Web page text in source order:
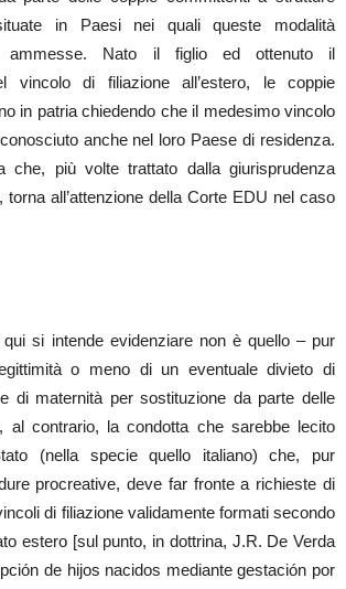
in Paesi nei quali queste modalità
ammesse. Nato il figlio ed ottenuto il
vincolo di filiazione all’estero, le coppie
in patria chiedendo che il medesimo vincolo
anche nel loro Paese di residenza.
che, più volte trattato dalla giurisprudenza
torna all’attenzione della Corte EDU nel caso
si intende evidenziare non è quello – pur
o meno di un eventuale divieto di
di maternità per sostituzione da parte delle
al contrario, la condotta che sarebbe lecito
(nella specie quello italiano) che, pur
procreative, deve far fronte a richieste di
di filiazione validamente formati secondo
estero [sul punto, in dottrina, J.R. De Verda
de hijos nacidos mediante gestación por